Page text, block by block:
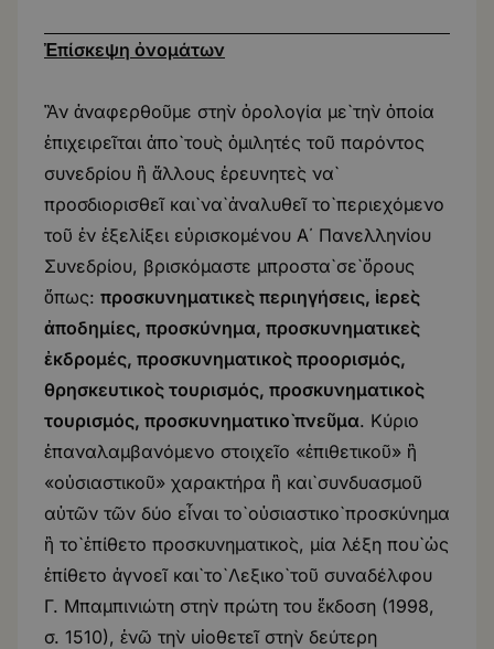
Ἐπίσκεψη ὀνομάτων
Ἂν ἀναφερθοῦμε στὴν ὁρολογία μὲ τὴν ὁποία
ἐπιχειρεῖται ἀπὸ τοὺς ὁμιλητές τοῦ παρόντος
συνεδρίου ἢ ἄλλους ἐρευνητὲς νὰ
προσδιορισθεῖ καὶ νὰ ἀναλυθεῖ τὸ περιεχόμενο
τοῦ ἐν ἐξελίξει εὐρισκομένου Α΄ Πανελληνίου
Συνεδρίου, βρισκόμαστε μπροστὰ σὲ ὅρους
ὅπως: προσκυνηματικὲς περιηγήσεις, ἱερὲς
ἀποδημίες, προσκύνημα, προσκυνηματικὲς
ἐκδρομές, προσκυνηματικὸς προορισμός,
θρησκευτικὸς τουρισμός, προσκυνηματικὸς
τουρισμός, προσκυνηματικὸ πνεῦμα. Κύριο
ἐπαναλαμβανόμενο στοιχεῖο «ἐπιθετικοῦ» ἢ
«οὐσιαστικοῦ» χαρακτήρα ἢ καὶ συνδυασμοῦ
αὐτῶν τῶν δύο εἶναι τὸ οὐσιαστικὸ προσκύνημα
ἢ τὸ ἐπίθετο προσκυνηματικὸς, μία λέξη ποὺ ὡς
ἐπίθετο ἀγνοεῖ καὶ τὸ Λεξικὸ τοῦ συναδέλφου
Γ. Μπαμπινιώτη στὴν πρώτη του ἔκδοση (1998,
σ. 1510), ἐνῶ τὴν υἱοθετεῖ στὴν δεύτερη